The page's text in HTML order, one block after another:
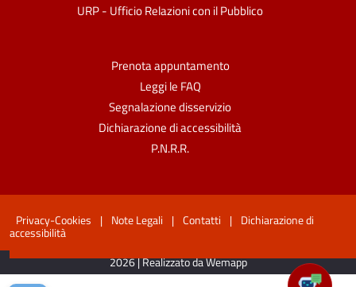
URP - Ufficio Relazioni con il Pubblico
Prenota appuntamento
Leggi le FAQ
Segnalazione disservizio
Dichiarazione di accessibilità
P.N.R.R.
Privacy-Cookies | Note Legali | Contatti | Dichiarazione di
accessibilità
2026 | Realizzato da Wemapp